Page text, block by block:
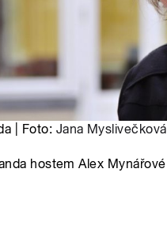
| Foto: Jana Myslivečková
hostem Alex Mynářové